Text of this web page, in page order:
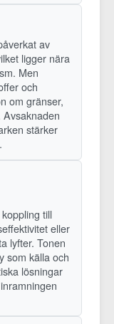
av
ligger nära
Men
och
om gränser,
stärker
till
eller
lyfter. Tonen
som källa och
lösningar